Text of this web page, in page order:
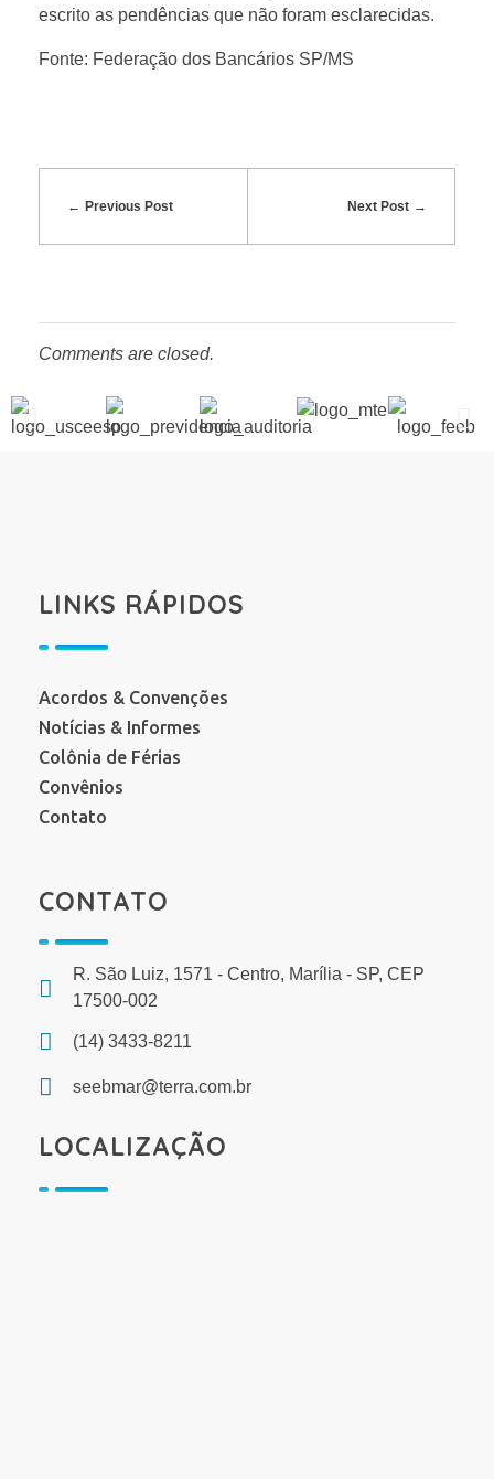
escrito as pendências que não foram esclarecidas.
Fonte: Federação dos Bancários SP/MS
Previous Post Next Post
Comments are closed.
LINKS RÁPIDOS
Acordos & Convenções
Notícias & Informes
Colônia de Férias
Convênios
Contato
CONTATO
R. São Luiz, 1571 - Centro, Marília - SP, CEP
17500-002
(14) 3433-8211
seebmar@terra.com.br
LOCALIZAÇÃO